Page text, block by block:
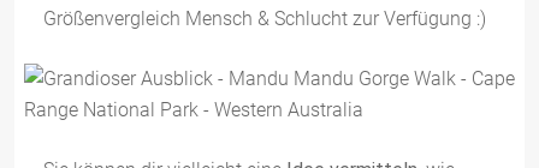
Größenvergleich Mensch & Schlucht zur Verfügung :)